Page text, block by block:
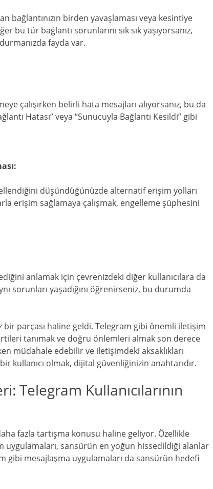
bağlantınızın birden yavaşlaması veya kesintiye
bu tür bağlantı sorunlarını sık sık yaşıyorsanız,
fayda var.
çalışırken belirli hata mesajları alıyorsanız, bu da
Hatası” veya “Sunucuyla Bağlantı Kesildi” gibi
düşündüğünüzde alternatif erişim yolları
erişim sağlamaya çalışmak, engelleme şüphesini
anlamak için çevrenizdeki diğer kullanıcılara da
sorunları yaşadığını öğrenirseniz, bu durumda
bir parçası haline geldi. Telegram gibi önemli iletişim
tanımak ve doğru önlemleri almak son derece
müdahale edebilir ve iletişimdeki aksaklıkları
kullanıcı olmak, dijital güvenliğinizin anahtarıdır.
Telegram Kullanıcılarının
fazla tartışma konusu haline geliyor. Özellikle
uygulamaları, sansürün en yoğun hissedildiği alanlar
gibi mesajlaşma uygulamaları da sansürün hedefi